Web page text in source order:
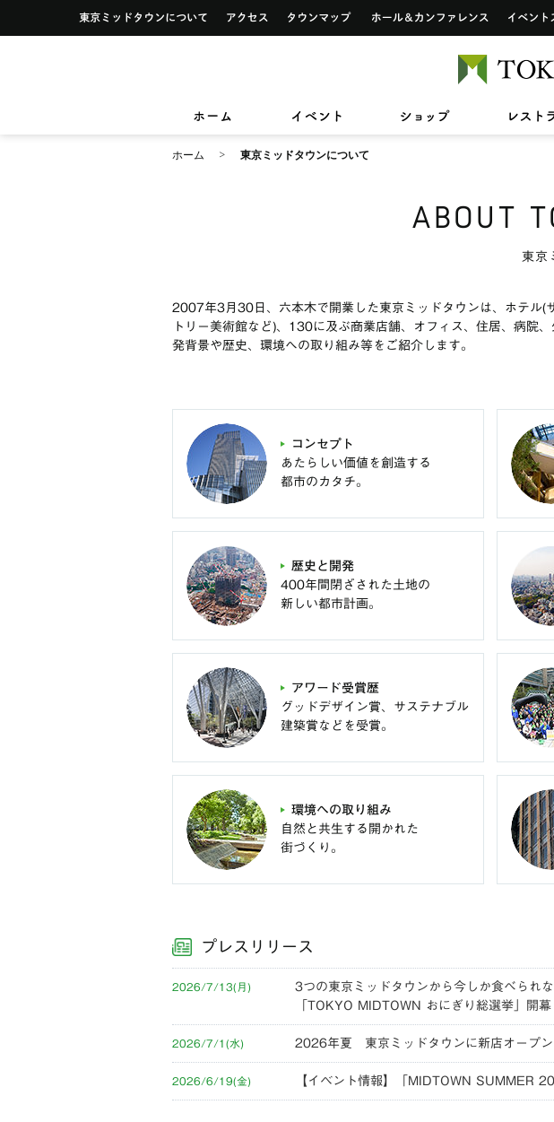
東京ミッドタウンについて
アクセス タウンマップ ホール&カ
イベント ショップ
2026/3/27(金)
スープはいのち
ショップ検索
フロアガイド
2026/7/1(水)〜
レストラン＆フード検索
フロアガイド
2026/7/17(金)
アートワーク
TOKYO MIDTOWN DESIGN LIVE 六本木未来会
東京ミッドタウンクリニック
東京ミッドタウン レジデンス
ザ
サービス案内トップ インフ
ご利用
小さなお子様をお連れのお客様へ バリア
ホーム 東京ミッドタウンについて
ABOUT
東京
2007年3月30日、六本木で開業した東京ミッドタウンは、ホテル(
トリー美術館など)、130に及ぶ商業店舗、オフィス、住居、病院
発背景や歴史、環境への取り組み等をご紹介します。
コンセプト
あたらしい価値を創造する
都市のカタチ。
歴史と開発
400年間閉ざされた土地の
新しい都市計画。
アワード受賞歴
グッドデザイン賞、サステナブル
建築賞などを受賞。
環境への取り組み
自然と共生する開かれた
街づくり。
プレスリリース
2026/7/13(月)
3つの東京ミッドタウンから今しか食べられ
「TOKYO MIDTOWN おにぎり総選挙」開幕
2026/7/1(水) 2026年夏 東京ミッドタウンに新店オープン
2026/6/19(金) 【イベント情報】「MIDTOWN SUMMER